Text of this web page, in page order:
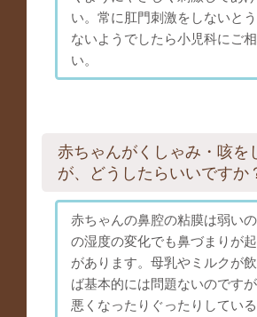
い。常に肛門刺激をしないと
ないようでしたら小児科にご
い。
赤ちゃんがくしゃみ・咳を
が、どうしたらいいですか
赤ちゃんの鼻腔の粘膜は弱い
の湿度の変化でも鼻づまりが
があります。母乳やミルクが
ば基本的には問題ないのです
悪くなったりぐったりしてい